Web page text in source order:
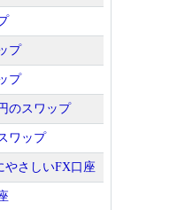
プ
プ
のスワップ
ワップ
やさしいFX口座